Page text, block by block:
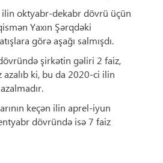
oktyabr-dekabr dövrü üçün
Yaxın Şərqdəki
görə aşağı salmışdı.
şirkətin gəliri 2 faiz,
azalıb ki, bu da 2020-ci ilin
keçən ilin aprel-iyun
dövründə isə 7 faiz